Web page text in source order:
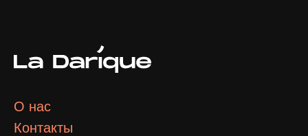
О нас
Контакты